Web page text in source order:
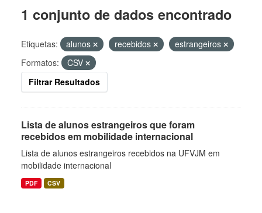
1 conjunto de dados encontrado
Etiquetas: alunos recebidos
estrangeiros
Formatos:
CSV
Filtrar Resultados
Lista de alunos estrangeiros que foram
recebidos em mobilidade internacional
Lista de alunos estrangeiros recebidos na UFVJM em
mobilidade internacional
PDF CSV